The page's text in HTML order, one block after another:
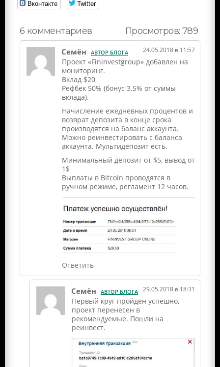
Вконтакте Twitter
Просмотров: 789
6 комментариев
Семён АВТОР БЛОГА 24.05.2018 в 11:57
Проект «Fininvestgroup» добавлен на
мониторинг.
Вклад $20
Рефбек 50% (бонус 3.5% от суммы
вклада).
Начисление ежедневных процентов и
возврат депозита в конце срока
производятся на баланс аккаунта.
Можно реинвестировать с баланса
аккаунта. Мультидепозит есть.
Минимальный депозит от $5, вывод от
1$
Выплаты в Bitcoin проводятся в
ручном режиме, регламент 12 часов.
Ответить
Семён АВТОР БЛОГА 29.05.2018 в 18:31
Первый круг пройден успешно,
проект перенесен в
рекомендуемые. Пошли на
реинвест.